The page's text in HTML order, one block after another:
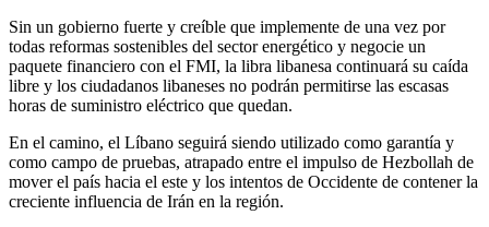
Sin un gobierno fuerte y creíble que implemente de una vez por
todas reformas sostenibles del sector energético y negocie un
paquete financiero con el FMI, la libra libanesa continuará su caída
libre y los ciudadanos libaneses no podrán permitirse las escasas
horas de suministro eléctrico que quedan.
En el camino, el Líbano seguirá siendo utilizado como garantía y
como campo de pruebas, atrapado entre el impulso de Hezbollah de
mover el país hacia el este y los intentos de Occidente de contener la
creciente influencia de Irán en la región.